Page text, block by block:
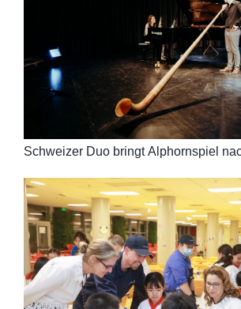
Schweizer Duo bringt Alphornspiel